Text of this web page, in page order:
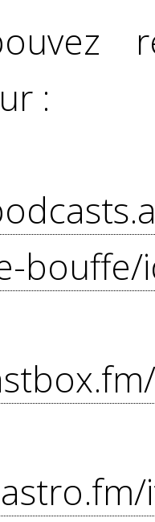
:
bouffe/